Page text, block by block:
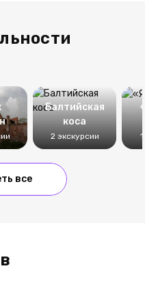
Балтийская
коса
2 экскурсии
все